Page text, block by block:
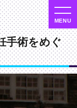
手術をめぐ